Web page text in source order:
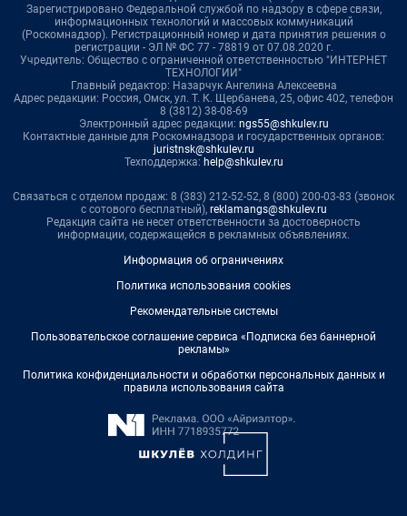
Зарегистрировано Федеральной службой по надзору в сфере связи,
информационных технологий и массовых коммуникаций
(Роскомнадзор). Регистрационный номер и дата принятия решения о
регистрации - ЭЛ № ФС 77 - 78819 от 07.08.2020 г.
Учредитель: Общество с ограниченной ответственностью "ИНТЕРНЕТ
ТЕХНОЛОГИИ"
Главный редактор: Назарчук Ангелина Алексеевна
Адрес редакции: Россия, Омск, ул. Т. К. Щербанева, 25, офис 402, телефон
8 (3812) 38-08-69
Электронный адрес редакции: ngs55@shkulev.ru
Контактные данные для Роскомнадзора и государственных органов:
juristnsk@shkulev.ru
Техподдержка: help@shkulev.ru
Связаться с отделом продаж: 8 (383) 212-52-52, 8 (800) 200-03-83 (звонок
с сотового бесплатный), reklamangs@shkulev.ru
Редакция сайта не несет ответственности за достоверность
информации, содержащейся в рекламных объявлениях.
Информация об ограничениях
Политика использования cookies
Рекомендательные системы
Пользовательское соглашение сервиса «Подписка без баннерной
рекламы»
Политика конфиденциальности и обработки персональных данных и
правила использования сайта